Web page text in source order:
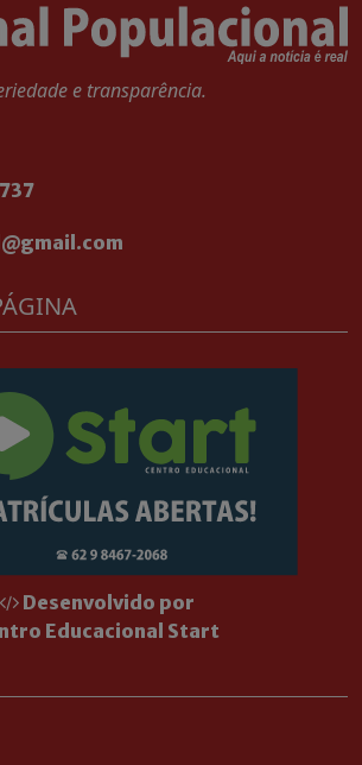
e transparência.
Desenvolvido por
Educacional Start